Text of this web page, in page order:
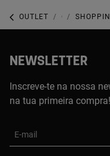
OUTLET OUTLET MALAS
NEWSLETTER
Inscreve-te na nossa
na tua primeira compra!
E-mail